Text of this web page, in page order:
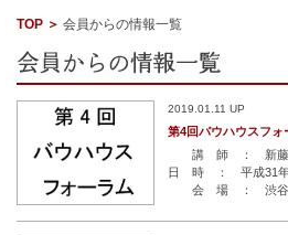
TOP ＞ 会員からの情報一覧
2019.01.11 UP
第4回バウハウスフ
講 師 ： 新藤
日 時 ： 平成
会 場 ： 渋谷
2000円、 学生…